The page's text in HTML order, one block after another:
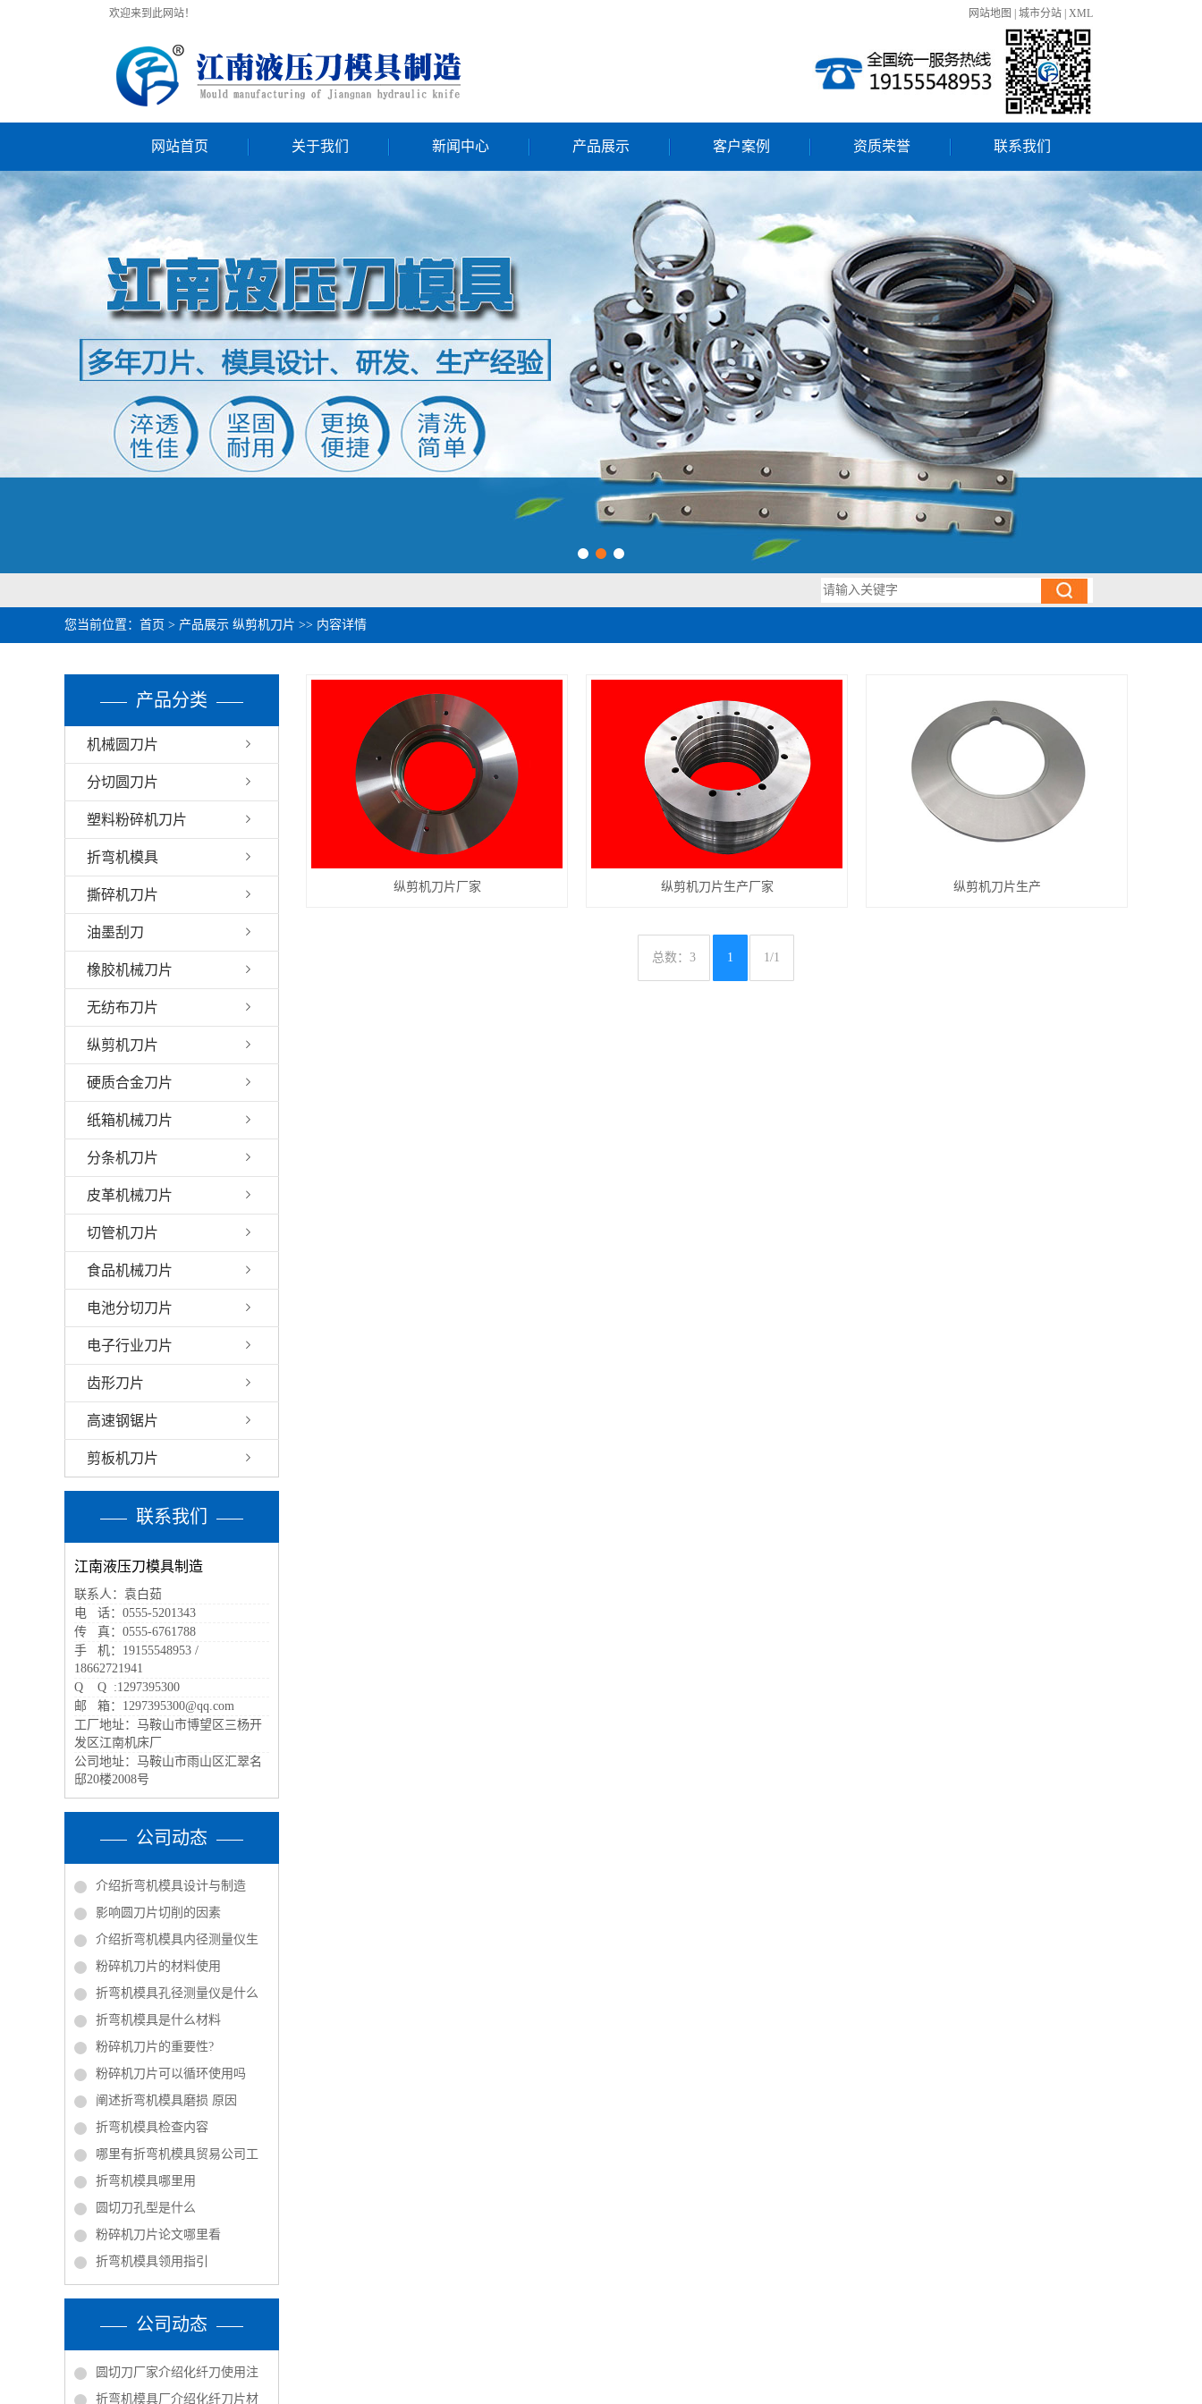
欢迎来到此网站！ 网站地图 城市分站 XML
网站首页 关于我们 新闻中心 产品展示 客户案例 资质荣誉 联系我们
3
您当前位置： 首页 > 产品展示 纵剪机刀片 >> 内容详情
产品分类
机械圆刀片
分切圆刀片
塑料粉碎机刀片
折弯机模具
撕碎机刀片
油墨刮刀
橡胶机械刀片
无纺布刀片
纵剪机刀片
硬质合金刀片
纸箱机械刀片
分条机刀片
皮革机械刀片
切管机刀片
食品机械刀片
电池分切刀片
电子行业刀片
齿形刀片
高速钢锯片
剪板机刀片
联系我们
江南液压刀模具制造
联系人：袁白茹
电 话：0555-5201343
传 真：0555-6761788
手 机：19155548953 /
18662721941
Q Q :1297395300
邮 箱：1297395300@qq.com
工厂地址：马鞍山市博望区三杨开
发区江南机床厂
公司地址：马鞍山市雨山区汇翠名
邸20楼2008号
公司动态
介绍折弯机模具设计与制造
影响圆刀片切削的因素
介绍折弯机模具内径测量仪生
粉碎机刀片的材料使用
折弯机模具孔径测量仪是什么
折弯机模具是什么材料
粉碎机刀片的重要性?
粉碎机刀片可以循环使用吗
阐述折弯机模具磨损 原因
折弯机模具检查内容
哪里有折弯机模具贸易公司工
折弯机模具哪里用
圆切刀孔型是什么
粉碎机刀片论文哪里看
折弯机模具领用指引
公司动态
圆切刀厂家介绍化纤刀使用注
折弯机模具厂介绍化纤刀片材
纵剪机刀片厂家 纵剪机刀片生产厂家 纵剪机刀片生产
总数：3 1 1/1